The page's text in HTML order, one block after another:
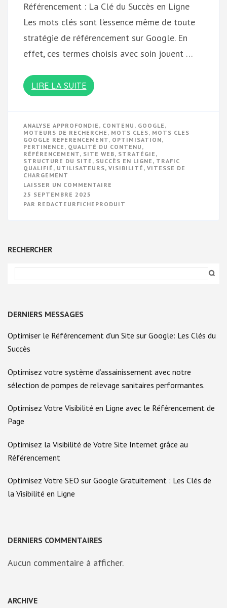
Référencement : La Clé du Succès en Ligne
Les mots clés sont l’essence même de toute
stratégie de référencement sur Google. En
effet, ces termes choisis avec soin jouent …
LIRE LA SUITE
ANALYSE APPROFONDIE , CONTENU , GOOGLE ,
MOTEURS DE RECHERCHE , MOTS CLÉS, MOTS CLES
GOOGLE REFERENCEMENT, OPTIMISATION,
PERTINENCE , QUALITÉ DU CONTENU ,
RÉFÉRENCEMENT, SITE WEB, STRATÉGIE ,
STRUCTURE DU SITE , SUCCÈS EN LIGNE , TRAFIC
QUALIFIÉ , UTILISATEURS, VISIBILITÉ , VITESSE DE
CHARGEMENT
LAISSER UN COMMENTAIRE
RÉFÉRENCEMENT
25 SEPTEMBRE 2025
PAR REDACTEURFICHEPRODUIT
RECHERCHER
DERNIERS MESSAGES
Optimiser le Référencement d’un Site sur Google: Les Clés du
Succès
Optimisez votre système d’assainissement avec notre
sélection de pompes de relevage sanitaires performantes.
Optimisez Votre Visibilité en Ligne avec le Référencement de
Page
Optimisez la Visibilité de Votre Site Internet grâce au
Référencement
Optimisez Votre SEO sur Google Gratuitement : Les Clés de
la Visibilité en Ligne
DERNIERS COMMENTAIRES
Aucun commentaire à afficher.
ARCHIVE